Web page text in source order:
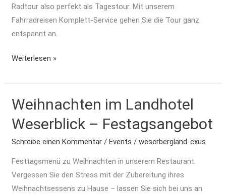
Radtour also perfekt als Tagestour. Mit unserem
Fahrradreisen Komplett-Service gehen Sie die Tour ganz
entspannt an.
Weiterlesen »
Weihnachten im Landhotel
Weserblick – Festagsangebot
Schreibe einen Kommentar /Events /weserbergland-cxus
Festtagsmenü zu Weihnachten in unserem Restaurant.
Vergessen Sie den Stress mit der Zubereitung ihres
Weihnachtsessens zu Hause – lassen Sie sich bei uns an
Weihnachten
Landhotel
Weserblick
Festagsangebot